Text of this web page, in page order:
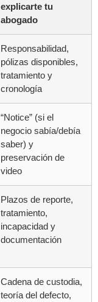
explicarte tu
abogado
Responsabilidad,
pólizas disponibles,
tratamiento y
cronología
“Notice” (si el
negocio sabía/debía
saber) y
preservación de
video
Plazos de reporte,
tratamiento,
incapacidad y
documentación
Cadena de custodia,
teoría del defecto,